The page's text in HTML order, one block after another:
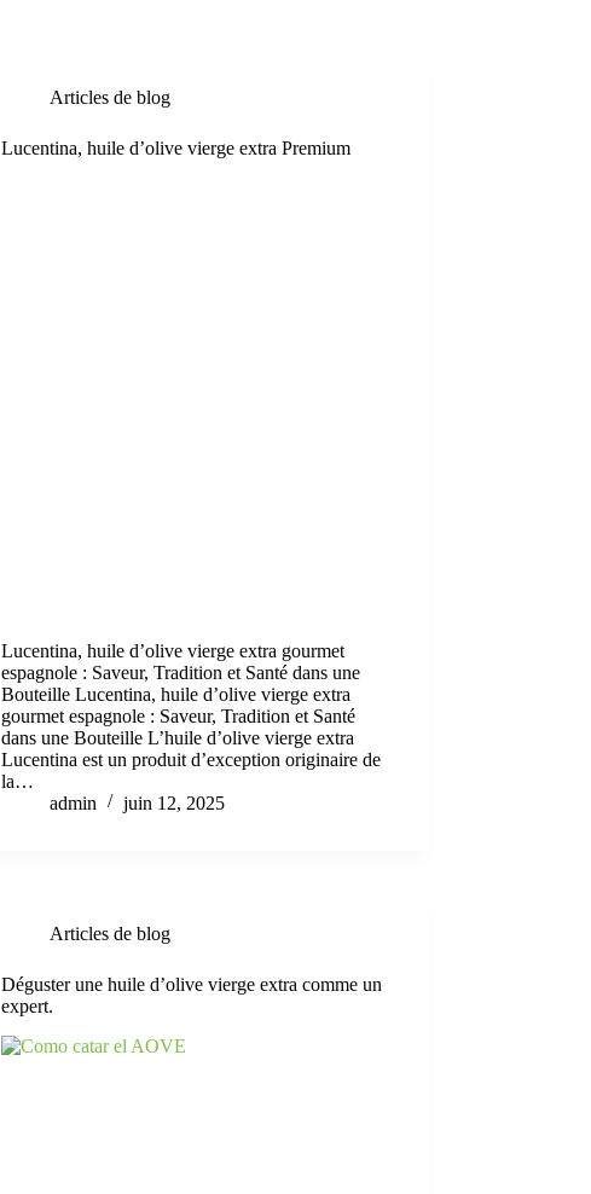
Articles de blog
Lucentina, huile d’olive vierge extra Premium
Lucentina, huile d’olive vierge extra gourmet
espagnole : Saveur, Tradition et Santé dans une
Bouteille Lucentina, huile d’olive vierge extra
gourmet espagnole : Saveur, Tradition et Santé
dans une Bouteille L’huile d’olive vierge extra
Lucentina est un produit d’exception originaire de
la…
admin
juin 12, 2025
Articles de blog
Déguster une huile d’olive vierge extra comme un
expert.